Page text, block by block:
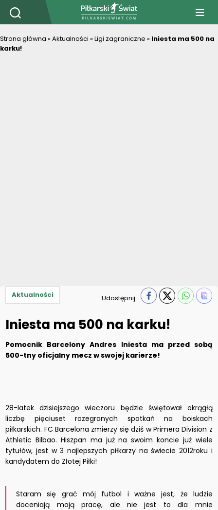
PiłkarskiSwiat.com
Strona główna »Aktualności »Ligi zagraniczne » Iniesta ma 500 na
karku!
Aktualności Udostępnij:
Iniesta ma 500 na karku!
Pomocnik Barcelony Andres Iniesta ma przed sobą
500-tny oficjalny mecz w swojej karierze!
28-latek dzisiejszego wieczoru będzie świętował okrągłą
liczbę pięciuset rozegranych spotkań na boiskach
piłkarskich. FC Barcelona zmierzy się dziś w Primera Division z
Athletic Bilbao. Hiszpan ma już na swoim koncie już wiele
tytułów, jest w 3 najlepszych piłkarzy na świecie 2012roku i
kandydatem do Złotej Piłki!
Staram się grać mój futbol i ważne jest, że ludzie
doceniają moją pracę, ale nie jest to dla mnie